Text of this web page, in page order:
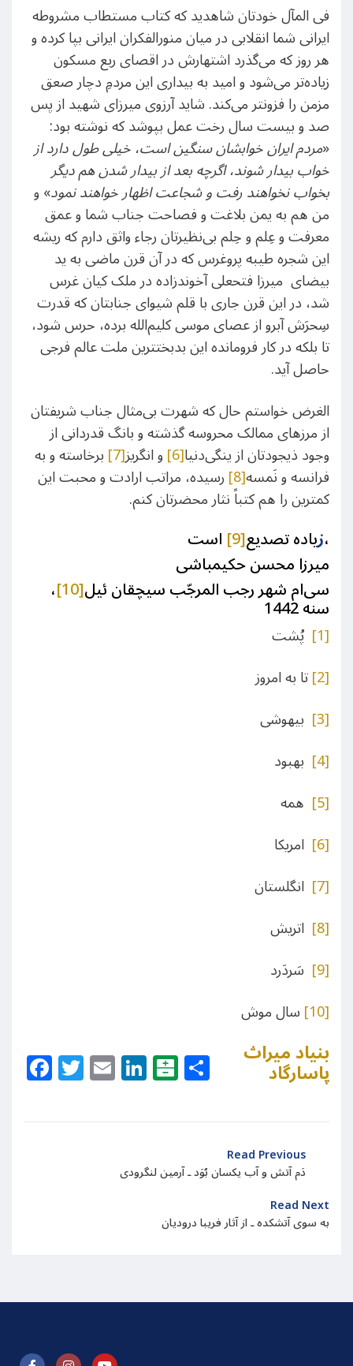
فی المآل خودتان شاهدید که کتاب مستطاب مشروطه
ایرانی شما انقلابی در میان منورالفکران ایرانی بپا کرده و
هر روز که می‌گذرد اشتهارش در اقصای ربع مسکون
زیاده‌تر می‌شود و امید به بیداری این مردمِ دچار صعق
مزمن را فزونتر می‌کند. شاید آرزوی میرزای شهید از پس
صد و بیست سال رخت عمل بپوشد که نوشته بود:
«مردم ایران خوابشان سنگین است، خیلی طول دارد از
خواب بیدار شوند، اگرچه بعد از بیدار شدن هم دیگر
بخواب نخواهند رفت و شجاعت اظهار خواهند نمود» و
من هم به یمن بلاغت و فصاحت جناب شما و عمق
معرفت و عِلم و حِلم بی‌نظیرتان رجاء واثق دارم که ریشه
این شجره طیبه پروغرس که در آن قرن ماضی به ید
بیضای میرزا فتحعلی آخوندزاده در ملک کیان غرس
شد، در این قرن جاری با قلم شیوای جنابتان که قدرت
سِحرَش آبرو از عصای موسی کلیم‌الله برده، حرس شود،
تا بلکه در کار فرومانده این بدبختترین ملت عالم فرجی
حاصل آید.
الغرض خواستم حال که شهرت بی‌مثال جناب شریفتان
از مرزهای ممالک محروسه گذشته و بانگ قدردانی از
وجود ذیجودتان از ینگی‌دنیا[6] و انگریز[7] برخاسته و به
فرانسه و نَمسه[8] رسیده، مراتب ارادت و محبت این
کمترین را هم کتباً نثار محضرتان کنم.
زیاده تصدیع[9] است،
میرزا محسن حکیمباشی
سی‌ام شهر رجب المرجّب سیچقان ئیل[10] ،
سنه 1442
[1]
پُشت
[2] تا به امروز
[3]
بیهوشی
[4]
بهبود
[5]
همه
[6]
امریکا
[7]
انگلستان
[8]
اتریش
[9]
سَردَرد
[10]
سال موش
Facebook
Twitter
EmailLinkedIn
Balatarin
Share
بنیاد میراث
پاسارگاد
Read Previous
دَم آتش و آب یکسان بُوَد ـ آرمین لنگرودی
Read Next
به سوی آتشکده ـ از آثار فریبا درودیان